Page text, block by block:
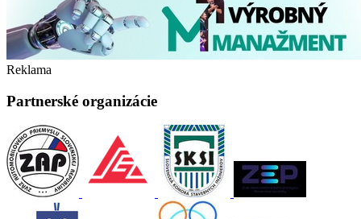
Reklama
Partnerské organizácie